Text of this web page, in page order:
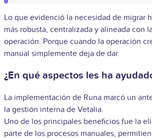
Lo que evidenció la necesidad de migrar
más robusta, centralizada y alineada con
operación. Porque cuando la operación
manual simplemente deja de dar.
¿En qué aspectos les ha
La implementación de Runa marcó un
la gestión interna de Vetalia.
Uno de los principales beneficios fue la
parte de los procesos manuales,